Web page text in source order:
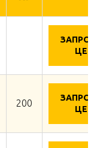
ЦЕНУ
200
ЦЕНУ